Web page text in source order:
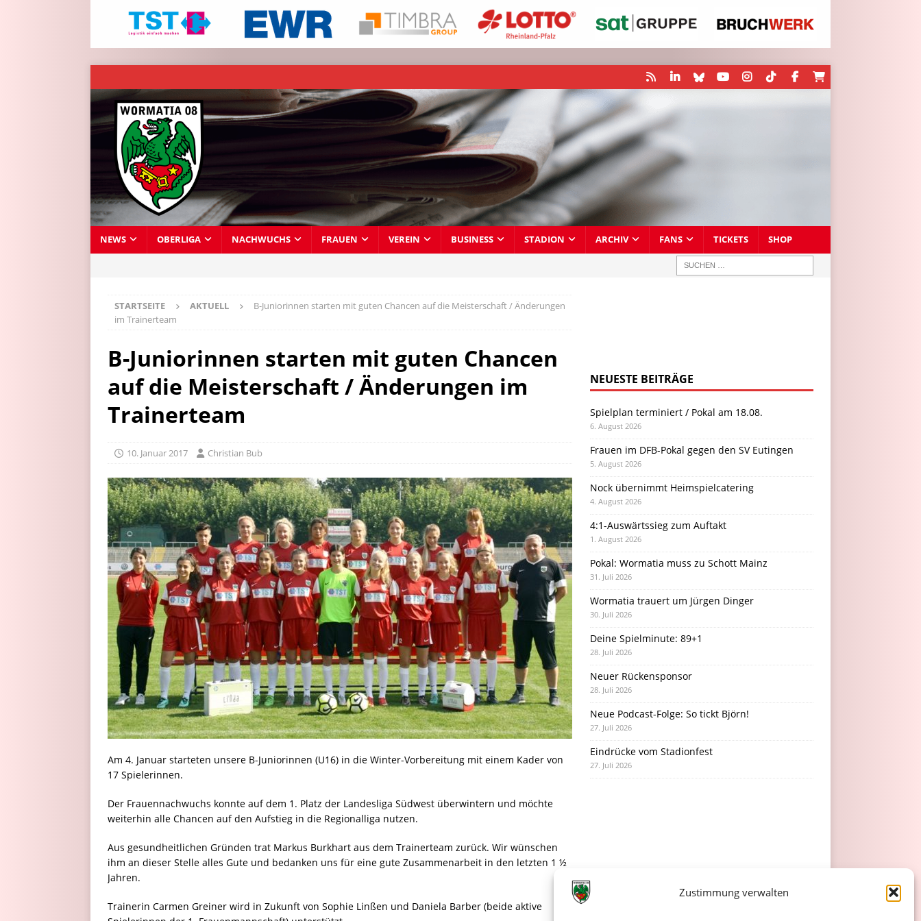
Zustimmung verwalten
NEWS OBERLIGA NACHWUCHS FRAUEN VEREIN BUSINESS STADION ARCHIV FANS TICKETS SHOP
STARTSEITE AKTUELL
B-Juniorinnen starten mit guten Chancen auf die Meisterschaft / Änderungen
im Trainerteam
B-Juniorinnen starten mit guten Chancen
auf die Meisterschaft / Änderungen im
Trainerteam
10. Januar 2017 Christian Bub
Am 4. Januar starteten unsere B-Juniorinnen (U16) in die Winter-Vorbereitung mit einem Kader von
17 Spielerinnen.
Der Frauennachwuchs konnte auf dem 1. Platz der Landesliga Südwest überwintern und möchte
weiterhin alle Chancen auf den Aufstieg in die Regionalliga nutzen.
Aus gesundheitlichen Gründen trat Markus Burkhart aus dem Trainerteam zurück. Wir wünschen
ihm an dieser Stelle alles Gute und bedanken uns für eine gute Zusammenarbeit in den letzten 1 ½
Jahren.
Trainerin Carmen Greiner wird in Zukunft von Sophie Linßen und Daniela Barber (beide aktive
NEUESTE BEITRÄGE
Spielplan terminiert / Pokal am 18.08.
6. August 2026
Frauen im DFB-Pokal gegen den SV Eutingen
5. August 2026
Nock übernimmt Heimspielcatering
4. August 2026
4:1-Auswärtssieg zum Auftakt
1. August 2026
Pokal: Wormatia muss zu Schott Mainz
31. Juli 2026
Wormatia trauert um Jürgen Dinger
30. Juli 2026
Deine Spielminute: 89+1
28. Juli 2026
Neuer Rückensponsor
28. Juli 2026
Neue Podcast-Folge: So tickt Björn!
27. Juli 2026
Eindrücke vom Stadionfest
27. Juli 2026